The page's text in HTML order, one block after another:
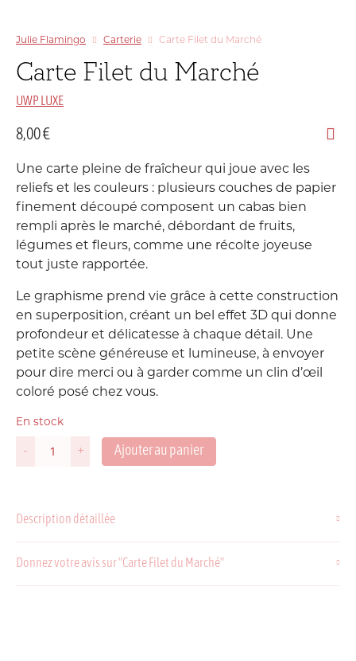
Julie Flamingo Carterie Carte Filet du Marché
Carte Filet du Marché
UWP LUXE
8,00€
Une carte pleine de fraîcheur qui joue avec les
reliefs et les couleurs : plusieurs couches de papier
finement découpé composent un cabas bien
rempli après le marché, débordant de fruits,
légumes et fleurs, comme une récolte joyeuse
tout juste rapportée.
Le graphisme prend vie grâce à cette construction
en superposition, créant un bel effet 3D qui donne
profondeur et délicatesse à chaque détail. Une
petite scène généreuse et lumineuse, à envoyer
pour dire merci ou à garder comme un clin d’œil
coloré posé chez vous.
En stock
-
quantité
du
+ Ajouter au panier
Description détaillée
Donnez votre avis sur "Carte Filet du Marché"